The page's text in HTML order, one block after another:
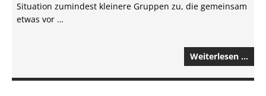
Situation zumindest kleinere Gruppen zu, die gemeinsam
etwas vor …
Weiterlesen …